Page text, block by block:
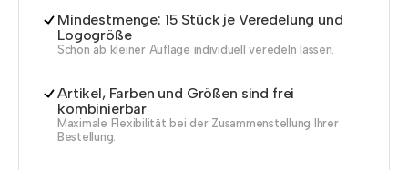
Mindestmenge: 15 Stück je Veredelung und
Logogröße
Schon ab kleiner Auflage individuell veredeln lassen.
Artikel, Farben und Größen sind frei
kombinierbar
Maximale Flexibilität bei der Zusammenstellung Ihrer
Bestellung.